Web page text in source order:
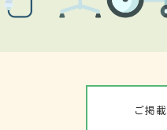
ご掲